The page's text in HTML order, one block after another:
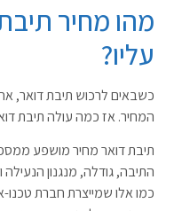
מהו מחיר
עליו?
כשבאים לרכוש תיבת דואר,
המחיר. אז כמה עולה תיבת
תיבת דואר מחיר מושפע
התיבה, גודלה, מנגנון הנעילה
כמו אלו שמייצרת חברת טכנו-